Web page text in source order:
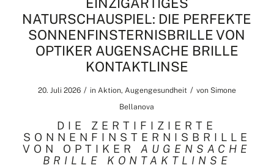
NATURSCHAUSPIEL: DIE PERFEKTE
SONNENFINSTERNISBRILLE VON
OPTIKER AUGENSACHE BRILLE
KONTAKTLINSE
20. Juli 2026 / in Aktion, Augengesundheit / von Simone
Bellanova
DIE ZERTIFIZIERTE
SONNENFINSTERNISBRILLE
VON OPTIKERAUGENSACHE
BRILLE KONTAKTLINSE